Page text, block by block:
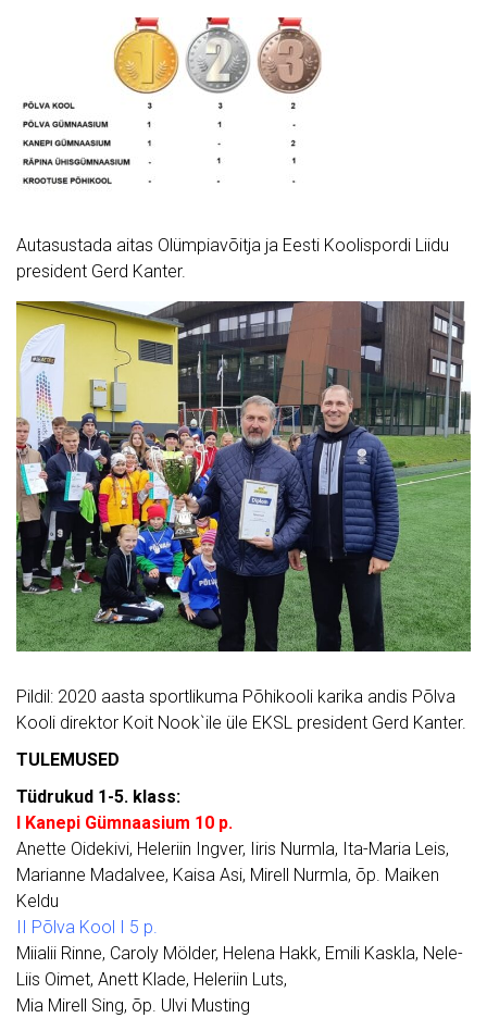
Autasustada aitas Olümpiavõitja ja Eesti Koolispordi Liidu
president Gerd Kanter.
Pildil: 2020 aasta sportlikuma Põhikooli karika andis Põlva
Kooli direktor Koit Nook`ile üle EKSL president Gerd Kanter.
TULEMUSED
Tüdrukud 1-5. klass:
I Kanepi Gümnaasium 10 p.
Anette Oidekivi, Heleriin Ingver, Iiris Nurmla, Ita-Maria Leis,
Marianne Madalvee, Kaisa Asi, Mirell Nurmla, õp. Maiken
Keldu
II Põlva Kool I 5 p.
Miialii Rinne, Caroly Mölder, Helena Hakk, Emili Kaskla, Nele-
Liis Oimet, Anett Klade, Heleriin Luts,
Mia Mirell Sing, õp. Ulvi Musting